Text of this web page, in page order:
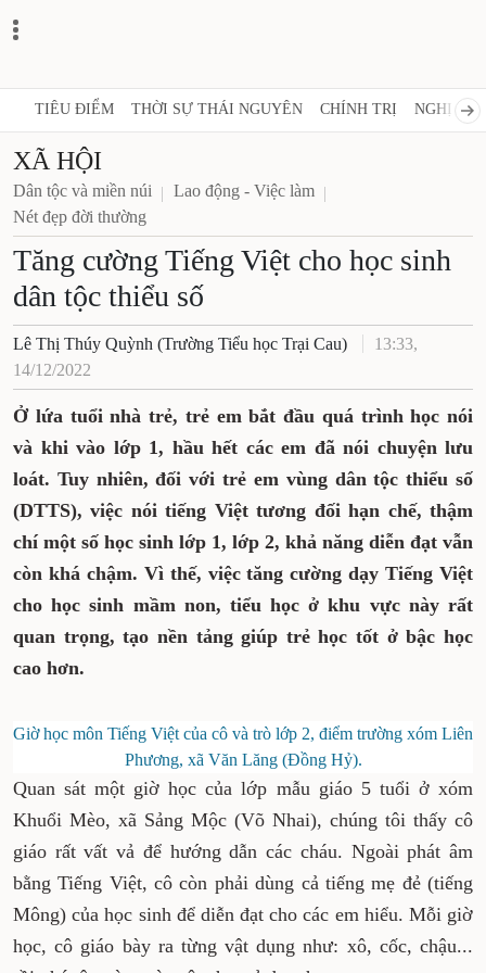
TIÊU ĐIỂM THỜI SỰ THÁI NGUYÊN CHÍNH TRỊ NGHỊ
XÃ HỘI
Dân tộc và miền núi
Lao động - Việc làm
Nét đẹp đời thường
Tăng cường Tiếng Việt cho học sinh
dân tộc thiểu số
Lê Thị Thúy Quỳnh (Trường Tiểu học Trại Cau)
13:33,
14/12/2022
Ở lứa tuổi nhà trẻ, trẻ em bắt đầu quá trình học nói
và khi vào lớp 1, hầu hết các em đã nói chuyện lưu
loát. Tuy nhiên, đối với trẻ em vùng dân tộc thiểu số
(DTTS), việc nói tiếng Việt tương đối hạn chế, thậm
chí một số học sinh lớp 1, lớp 2, khả năng diễn đạt vẫn
còn khá chậm. Vì thế, việc tăng cường dạy Tiếng Việt
cho học sinh mầm non, tiểu học ở khu vực này rất
quan trọng, tạo nền tảng giúp trẻ học tốt ở bậc học
cao hơn.
Giờ học môn Tiếng Việt của cô và trò lớp 2, điểm trường xóm Liên
Phương, xã Văn Lăng (Đồng Hỷ).
Quan sát một giờ học của lớp mẫu giáo 5 tuổi ở xóm
Khuổi Mèo, xã Sảng Mộc (Võ Nhai), chúng tôi thấy cô
giáo rất vất vả để hướng dẫn các cháu. Ngoài phát âm
bằng Tiếng Việt, cô còn phải dùng cả tiếng mẹ đẻ (tiếng
Mông) của học sinh để diễn đạt cho các em hiểu. Mỗi giờ
học, cô giáo bày ra từng vật dụng như: xô, cốc, chậu...